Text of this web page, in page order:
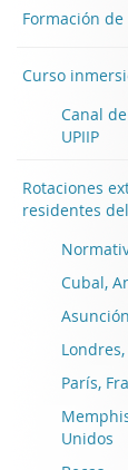
Formación
Curso
Canal
UPIIP
Rotaciones
residentes
Cubal,
París,
Unidos